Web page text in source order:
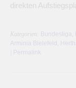
direkten
Kategorien: Bundesliga
Arminia Bielefeld
Permalink